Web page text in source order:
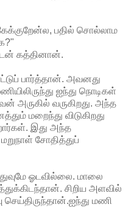
பதில் சொல்லாம
கத்தினான்.
பார்த்தான். அவனது
ஐந்து நொடிகள்
அருகில் வருகிறது. அந்த
மறைந்து விடுகிறது
இது அந்த
சோதித்துப்
ஓடவில்லை. மாலை
சிறிய அளவில்
செய்திருந்தான்.ஐந்து மணி